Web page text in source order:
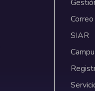
SIAR